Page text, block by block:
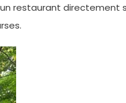
restaurant directement